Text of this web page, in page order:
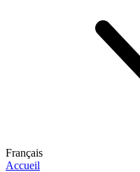
Français
Accueil